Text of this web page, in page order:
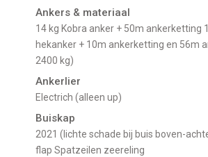
Ankers & materiaal
14 kg Kobra anker + 50m ankerketting 10 kg Bruce
hekanker + 10m ankerketting en 56m
2400 kg)
Ankerlier
Electrich (alleen up)
Buiskap
2021 (lichte schade bij buis boven-achter Afsluitbare
flap Spatzeilen zeereling